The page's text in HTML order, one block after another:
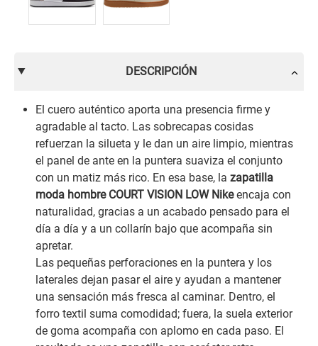
DESCRIPCIÓN
El cuero auténtico aporta una presencia firme y
agradable al tacto. Las sobrecapas cosidas
refuerzan la silueta y le dan un aire limpio, mientras
el panel de ante en la puntera suaviza el conjunto
con un matiz más rico. En esa base, la zapatilla
moda hombre COURT VISION LOW Nikeencaja con
naturalidad, gracias a un acabado pensado para el
día a día y a un collarín bajo que acompaña sin
apretar.
Las pequeñas perforaciones en la puntera y los
laterales dejan pasar el aire y ayudan a mantener
una sensación más fresca al caminar. Dentro, el
forro textil suma comodidad; fuera, la suela exterior
de goma acompaña con aplomo en cada paso. El